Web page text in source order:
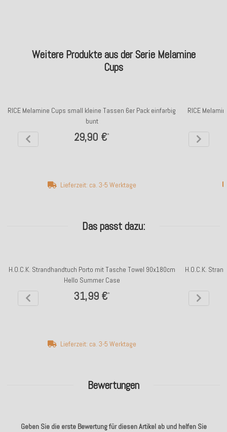
Bewertungen
Geben Sie die erste Bewertung für diesen Artikel ab und helfen Sie
Weitere Produkte aus der Serie Melamine
Cups
RICE Melamine Cups small kleine Tassen 6er Pack einfarbig
bunt
29,90 €*
Lieferzeit: ca. 3-5 Werktage
RICE
Das passt dazu:
H.O.C.K. Strandhandtuch Porto mit Tasche Towel 90x180cm
Hello Summer Case
31,99 €*
Lieferzeit: ca. 3-5 Werktage
H.O.C.K.